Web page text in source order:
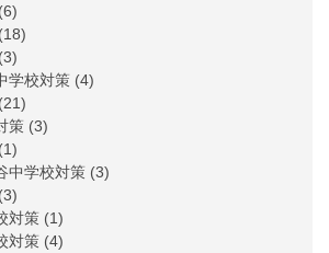
(6)
(18)
(3)
学校対策 (4)
(21)
策 (3)
(1)
中学校対策 (3)
(3)
対策 (1)
対策 (4)